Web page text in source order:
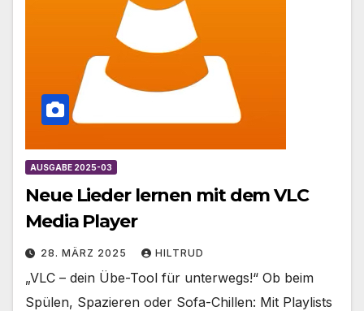
AUSGABE 2025-03
Neue Lieder lernen mit dem VLC
Media Player
28. MÄRZ 2025 HILTRUD
„VLC – dein Übe-Tool für unterwegs!“ Ob beim
Spülen, Spazieren oder Sofa-Chillen: Mit Playlists